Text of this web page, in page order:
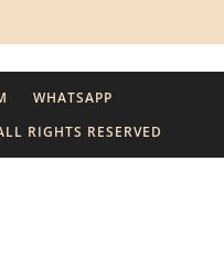
RIGHTS RESERVED
WHATSAPP